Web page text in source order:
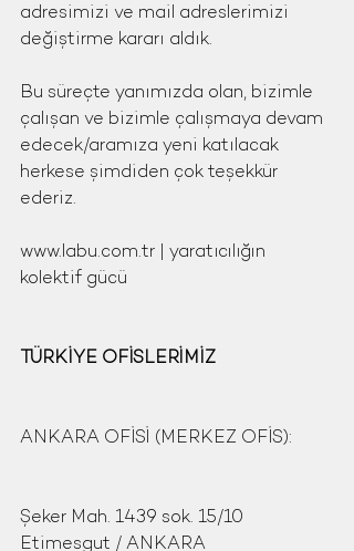
adresimizi ve mail adreslerimizi
değiştirme kararı aldık.
Bu süreçte yanımızda olan, bizimle
çalışan ve bizimle çalışmaya devam
edecek/aramıza yeni katılacak
herkese şimdiden çok teşekkür
ederiz.
www.labu.com.tr | yaratıcılığın
kolektif gücü
TÜRKİYE OFİSLERİMİZ
ANKARA OFİSİ (MERKEZ OFİS):
Şeker Mah. 1439 sok. 15/10
Etimesgut / ANKARA